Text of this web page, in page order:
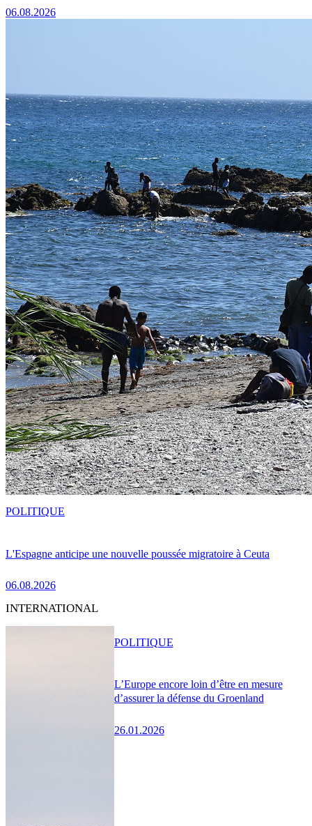
06.08.2026
L'Espagne anticipe une nouvelle poussée migratoire à Ceuta
06.08.2026
POLITIQUE
INTERNATIONAL
L’Europe encore loin d’être en mesure
d’assurer la défense du Groenland
26.01.2026
POLITIQUE